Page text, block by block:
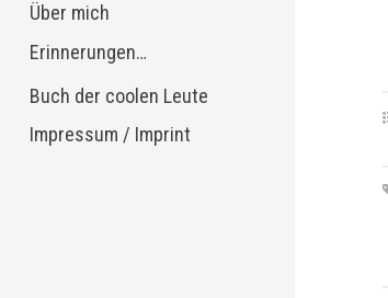
Über mich
Erinnerungen…
Buch der coolen Leute
Impressum / Imprint